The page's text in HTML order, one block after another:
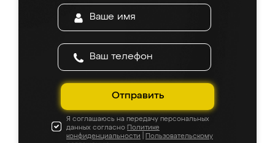
Отправить
Я соглашаюсь на передачу персональных
данных согласно Политике
конфиденциальности
Пользовательскому